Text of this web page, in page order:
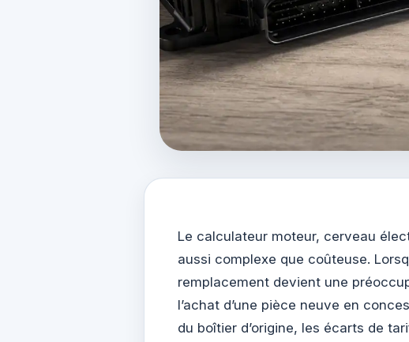
Le calculateur moteur, cerveau
aussi complexe que coûteuse.
remplacement devient une
l’achat d’une pièce neuve en
du boîtier d’origine, les écarts de